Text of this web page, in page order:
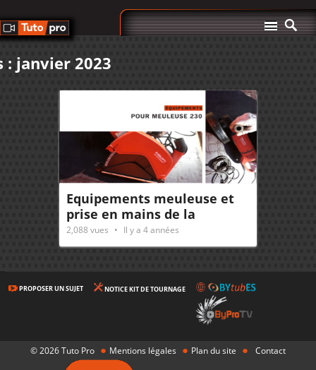
: janvier 2023
Equipements meuleuse et
prise en mains de la
meuleuse 230
2,088 vues Il y a 4 années
PROPOSER UN SUJET NOTICE KIT DE TOURNAGE
© 2026 Tuto Pro ● Mentions légales ● Plan du site ● Contact